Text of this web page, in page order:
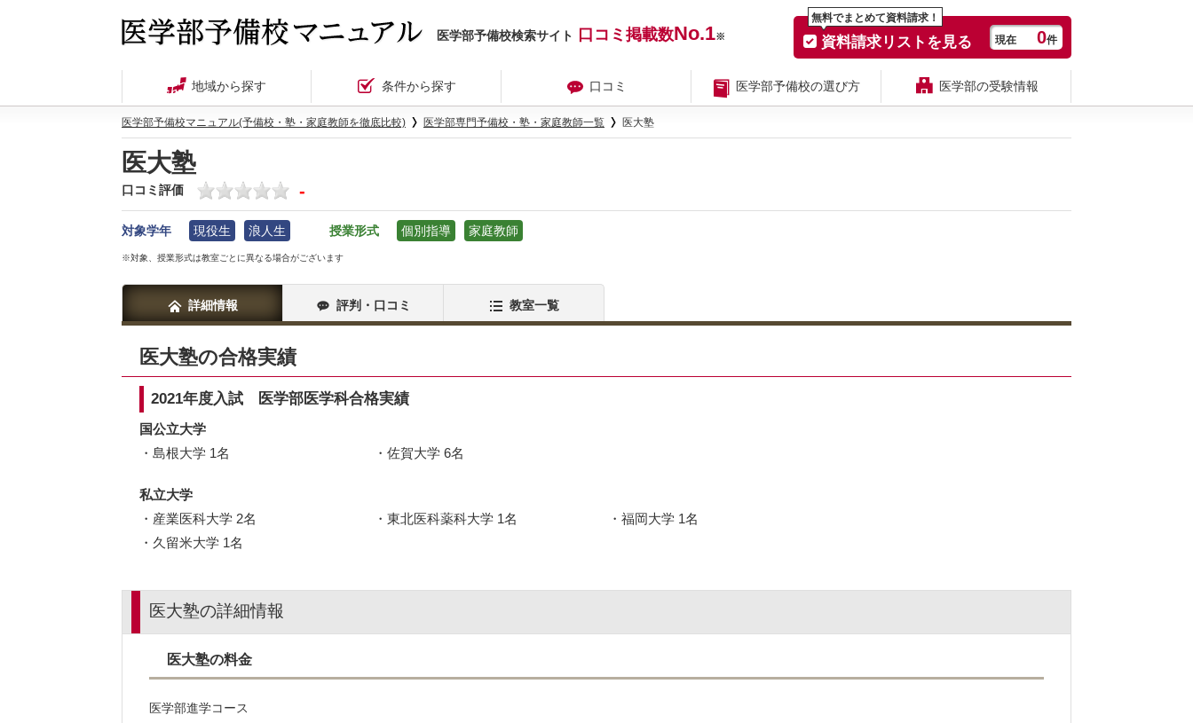
医学部予備校検索サイト 口コミ掲載数No.1※
無料でまとめて資料請求！
資料請求リストを見る 現在 0件
地域から探す 条件から探す 口コミ 医学部予備校の選び方 医学部の受験情報
医学部予備校マニュアル(予備校・塾・家庭教師を徹底比較) 医学部専門予備校・塾・家庭教師一覧 医大塾
医大塾
口コミ評価 -
対象学年 現役生 浪人生 授業形式 個別指導 家庭教師
※対象、授業形式は教室ごとに異なる場合がございます
詳細情報 評判・口コミ 教室一覧
医大塾の合格実績
2021年度入試 医学部医学科合格実績
国公立大学
島根大学 1名
佐賀大学 6名
私立大学
産業医科大学 2名
東北医科薬科大学 1名
福岡大学 1名
久留米大学 1名
医大塾の詳細情報
医大塾の料金
医学部進学コース